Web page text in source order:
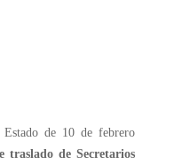
de 10 de febrero
traslado de Secretarios